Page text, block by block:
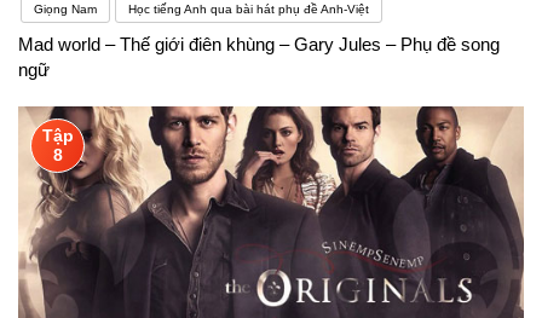
Giọng Nam Học tiếng Anh qua bài hát phụ đề Anh-Việt
Mad world – Thế giới điên khùng – Gary Jules – Phụ đề song
ngữ
Tập
8